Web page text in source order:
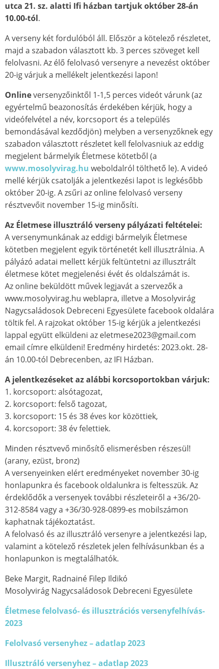
utca 21. sz. alatti Ifi házban tartjukoktóber 28-án
10.00-tól.
A verseny két fordulóból áll. Először a kötelező részletet,
majd a szabadon választott kb. 3 perces szöveget kell
felolvasni. Az élő felolvasó versenyre a nevezést október
20-ig várjuk a mellékelt jelentkezési lapon!
Onlineversenyzőinktől 1-1,5 perces videót várunk (az
egyértelmű beazonosítás érdekében kérjük, hogy a
videófelvétel a név, korcsoport és a település
bemondásával kezdődjön) melyben a versenyzőknek egy
szabadon választott részletet kell felolvasniuk az eddig
megjelent bármelyik Életmese kötetből (a
www.mosolyvirag.hu weboldalról tölthető le). A videó
mellé kérjük csatolják a jelentkezési lapot is legkésőbb
október 20-ig. A zsűri az online felolvasó verseny
résztvevőit november 15-ig minősíti.
Az Életmese illusztráló verseny pályázati feltételei:
A versenymunkának az eddigi bármelyik Életmese
kötetben megjelent egyik történetét kell illusztrálnia. A
pályázó adatai mellett kérjük feltüntetni az illusztrált
életmese kötet megjelenési évét és oldalszámát is.
Az online beküldött művek legjavát a szervezők a
www.mosolyvirag.hu weblapra, illetve a Mosolyvirág
Nagycsaládosok Debreceni Egyesülete facebook oldalára
töltik fel. A rajzokat október 15-ig kérjük a jelentkezési
lappal együtt elküldeni az eletmese2023@gmail.com
email címre elküldeni! Eredmény hirdetés: 2023.okt. 28-
án 10.00-tól Debrecenben, az IFI Házban.
A jelentkezéseket az alábbi korcsoportokban várjuk:
1. korcsoport: alsótagozat,
2. korcsoport: felső tagozat,
3. korcsoport: 15 és 38 éves kor közöttiek,
4. korcsoport: 38 év felettiek.
Minden résztvevő minősítő elismerésben részesül!
(arany, ezüst, bronz)
A versenyeinken elért eredményeket november 30-ig
honlapunkra és facebook oldalunkra is feltesszük. Az
érdeklődők a versenyek további részleteiről a +36/20-
312-8584 vagy a +36/30-928-0899-es mobilszámon
kaphatnak tájékoztatást.
A felolvasó és az illusztráló versenyre a jelentkezési lap,
valamint a kötelező részletek jelen felhívásunkban és a
honlapunkon is megtalálhatók.
Beke Margit, Radnainé Filep Ildikó
Mosolyvirág Nagycsaládosok Debreceni Egyesülete
Életmese felolvasó- és illusztrációs versenyfelhívás-
2023
Felolvasó versenyhez – adatlap 2023
Illusztráló versenyhez – adatlap 2023